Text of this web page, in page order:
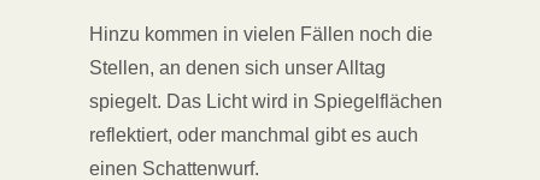
Hinzu kommen in vielen Fällen noch die
Stellen, an denen sich unser Alltag
spiegelt. Das Licht wird in Spiegelflächen
reflektiert, oder manchmal gibt es auch
einen Schattenwurf.